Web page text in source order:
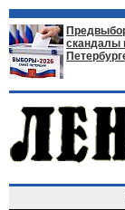
скандалы